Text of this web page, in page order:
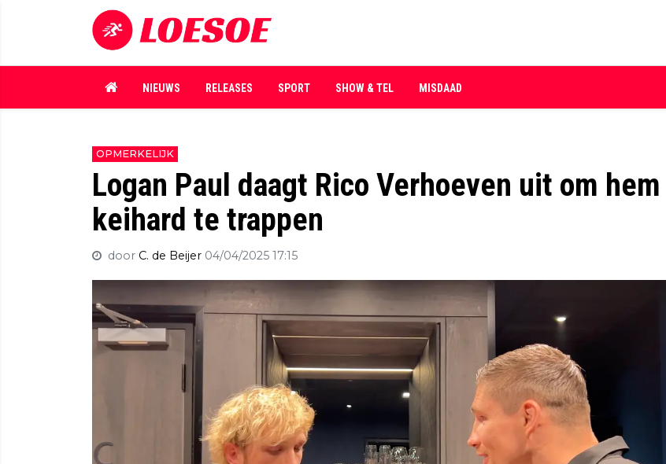
NIEUWS RELEASES SPORT SHOW & TEL MISDAAD
OPMERKELIJK
Logan Paul daagt Rico Verhoeven uit om hem
keihard te trappen
door C. de Beijer 04/04/2025 17:15